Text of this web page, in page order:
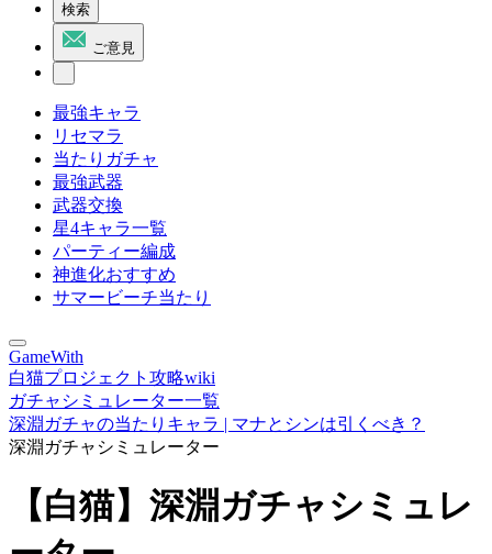
検索
ご意見
最強キャラ
リセマラ
当たりガチャ
最強武器
武器交換
星4キャラ一覧
パーティー編成
神進化おすすめ
サマービーチ当たり
GameWith
白猫プロジェクト攻略wiki
ガチャシミュレーター一覧
深淵ガチャの当たりキャラ | マナとシンは引くべき？
深淵ガチャシミュレーター
【白猫】深淵ガチャシミュレ